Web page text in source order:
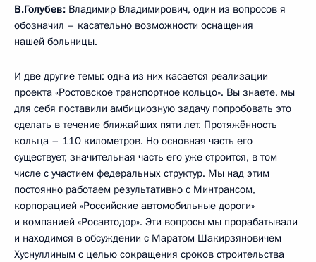
В.Голубев: Владимир Владимирович, один из вопросов я
обозначил – касательно возможности оснащения
нашей больницы.
И две другие темы: одна из них касается реализации
проекта «Ростовское транспортное кольцо». Вы знаете, мы
для себя поставили амбициозную задачу попробовать это
сделать в течение ближайших пяти лет. Протяжённость
кольца – 110 километров. Но основная часть его
существует, значительная часть его уже строится, в том
числе с участием федеральных структур. Мы над этим
постоянно работаем результативно с Минтрансом,
корпорацией «Российские автомобильные дороги»
и компанией «Росавтодор». Эти вопросы мы прорабатывали
и находимся в обсуждении с Маратом Шакирзяновичем
Хуснуллиным с целью сокращения сроков строительства